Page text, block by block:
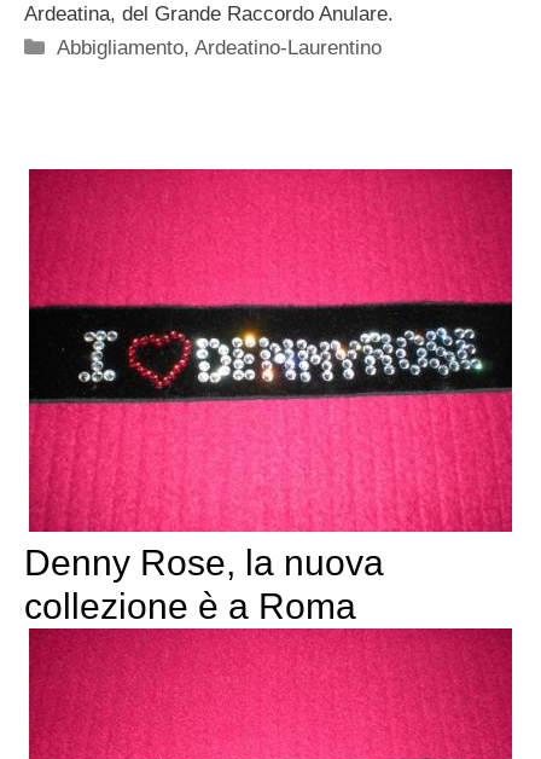
Ardeatina, del Grande Raccordo Anulare.
Categorie
Abbigliamento,Ardeatino-Laurentino
Denny Rose, la nuova
collezione è a Roma